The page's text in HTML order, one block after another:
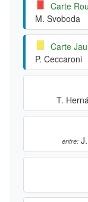
Carte
M. Svoboda
Carte
P. Ceccaroni
T.
entre: